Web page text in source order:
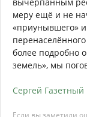
меру ещё и не
«приунывшего»
более подробно
земель», мы
Сергей Газетный
Если вы заметили